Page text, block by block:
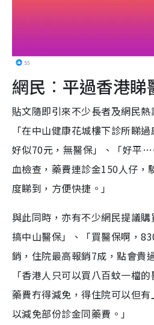
網民︰平過香港睇
貼文隨即引來不少長者及網民
「在中山健康花城樓下診所睇
好似70元，無醫保」、「好平
血檢查，藥費連診金150人仔，
度睇到，方便快捷。」
與此同時，亦有不少網民提議
搞中山醫保」、「買醫保啊，
銷，住院最高報銷7成，點會貴
「香港人只可以買八百蚊一檔
藥費冇得減免，得住院可以但
以減免部份診金同藥費。」